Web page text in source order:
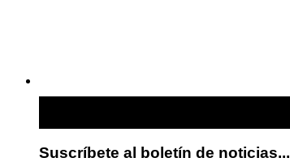
Suscríbete al boletín de noticias...